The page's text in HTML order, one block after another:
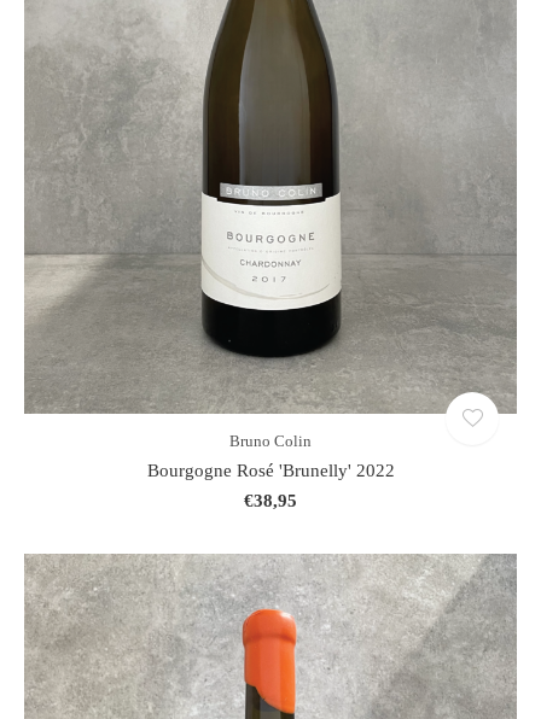
Bruno Colin
Bourgogne Rosé 'Brunelly' 2022
€38,95